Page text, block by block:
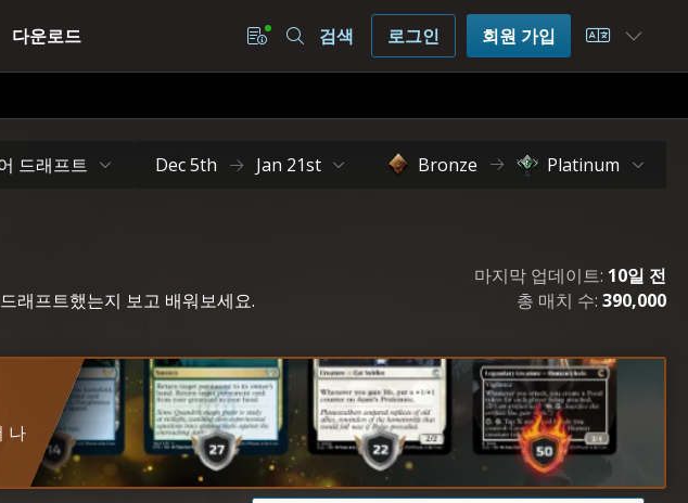
다운로드 검색 로그인 회원 가입 Choose
드래프트 Dec 5th Jan 21st Bronze Platinum
래프트했는지 보고 배워보세요.
마지막 업데이트: 10일 전
총 매치 수: 390,000
나